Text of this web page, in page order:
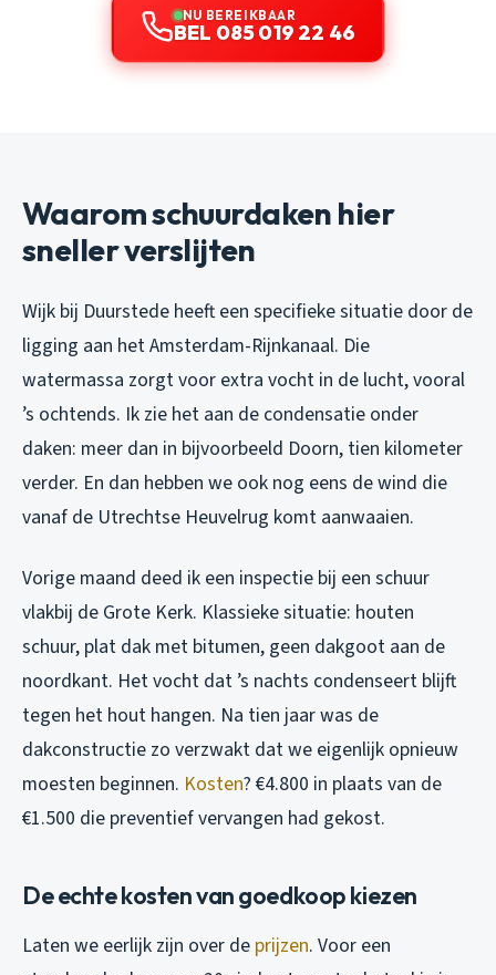
NU BEREIKBAAR
BEL 085 019 22 46
Waarom schuurdaken hier
sneller verslijten
Wijk bij Duurstede heeft een specifieke situatie door de
ligging aan het Amsterdam-Rijnkanaal. Die
watermassa zorgt voor extra vocht in de lucht, vooral
’s ochtends. Ik zie het aan de condensatie onder
daken: meer dan in bijvoorbeeld Doorn, tien kilometer
verder. En dan hebben we ook nog eens de wind die
vanaf de Utrechtse Heuvelrug komt aanwaaien.
Vorige maand deed ik een inspectie bij een schuur
vlakbij de Grote Kerk. Klassieke situatie: houten
schuur, plat dak met bitumen, geen dakgoot aan de
noordkant. Het vocht dat ’s nachts condenseert blijft
tegen het hout hangen. Na tien jaar was de
dakconstructie zo verzwakt dat we eigenlijk opnieuw
moesten beginnen. Kosten? €4.800 in plaats van de
€1.500 die preventief vervangen had gekost.
De echte kosten van goedkoop kiezen
Laten we eerlijk zijn over de prijzen. Voor een